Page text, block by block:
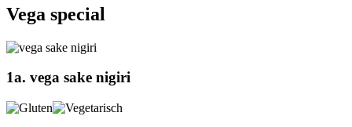
Vega special
1a. vega sake nigiri